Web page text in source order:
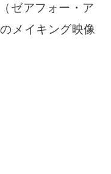
ゼアフォー・ア
メイキング映像